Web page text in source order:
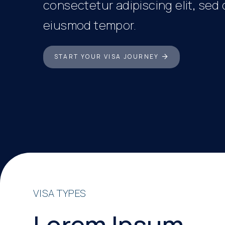
consectetur adipiscing elit, sed
eiusmod tempor.
START YOUR VISA JOURNEY
VISA TYPES